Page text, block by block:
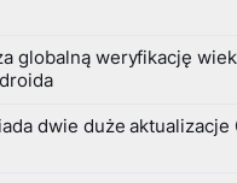
globalną weryfikację
dwie duże aktualizacje